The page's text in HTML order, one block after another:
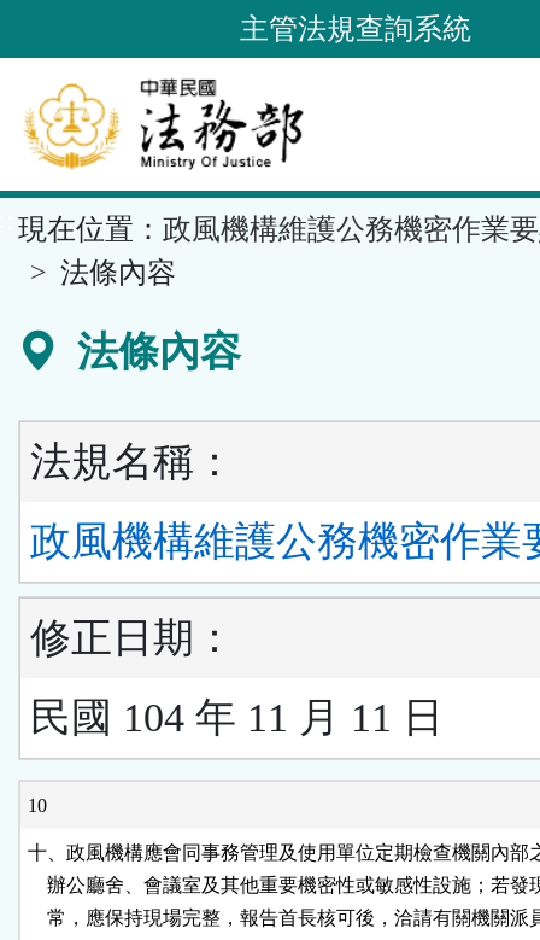
到
要
內
容
區
塊
主管法規查詢系統
現在位置： 政風機構維護公務機密作業
法條內容
法條內容
法規名稱：
政風機構維護公務機密作業
修正日期：
民國 104 年 11 月 11 日
10
十、政風機構應會同事務管理及使用單位定期檢查機關內部
辦公廳舍、會議室及其他重要機密性或敏感性設施；若發
常，應保持現場完整，報告首長核可後，洽請有關機關派